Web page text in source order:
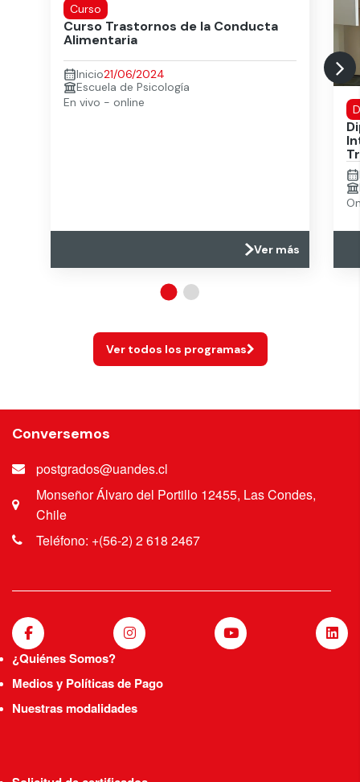
Curso
Curso Trastornos de la Conducta
Alimentaria
Inicio21/06/2024
Escuela de Psicología
En vivo - online
Ver más
Ver todos los programas
Conversemos
postgrados@uandes.cl
Monseñor Álvaro del Portillo 12455, Las Condes,
Chile
Teléfono: +(56-2) 2 618 2467
¿Quiénes Somos?
Medios y Políticas de Pago
Nuestras modalidades